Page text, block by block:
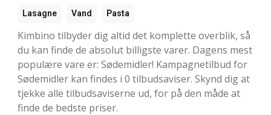
Lasagne Vand Pasta
Kimbino tilbyder dig altid det komplette overblik, så
du kan finde de absolut billigste varer. Dagens mest
populære vare er: Sødemidler! Kampagnetilbud for
Sødemidler kan findes i 0 tilbudsaviser. Skynd dig at
tjekke alle tilbudsaviserne ud, for på den måde at
finde de bedste priser.